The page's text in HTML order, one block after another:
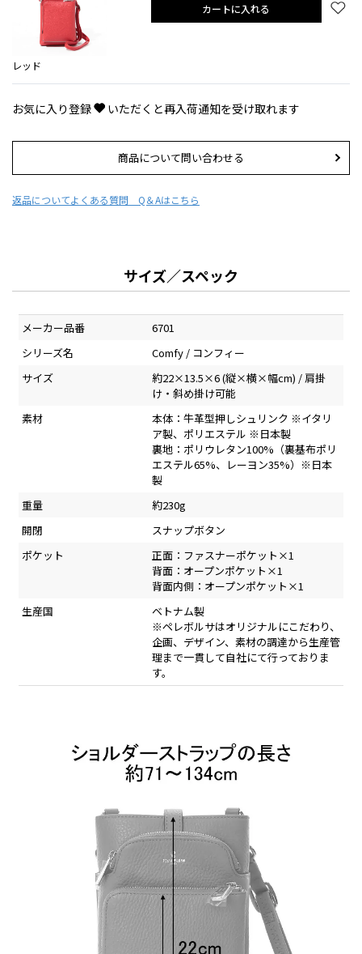
レッド
カートに入れる
お気に入り登録 いただくと再入荷通知を受け取れます
商品について問い合わせる
返品についてよくある質問 Q＆Aはこちら
サイズ／スペック
メーカー品番
6701
シリーズ名
Comfy / コンフィー
サイズ
約22×13.5×6 (縦×横×幅cm) / 肩掛
け・斜め掛け可能
素材
本体：牛革型押しシュリンク ※イタリ
ア製、ポリエステル ※日本製
裏地：ポリウレタン100%（裏基布ポリ
エステル65%、レーヨン35%）※日本
製
重量
約230g
開閉
スナップボタン
ポケット
正面：ファスナーポケット×1
背面：オープンポケット×1
背面内側：オープンポケット×1
生産国
ベトナム製
※ペレボルサはオリジナルにこだわり、
企画、デザイン、素材の調達から生産管
理まで一貫して自社にて行っておりま
す。